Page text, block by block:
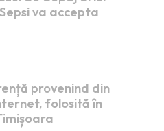
va accepta
provenind din
folosită în